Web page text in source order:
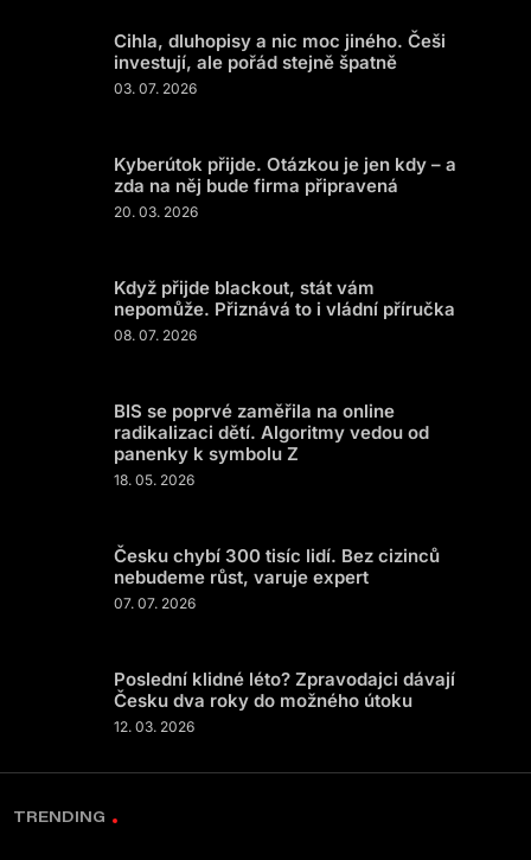
Cihla, dluhopisy a nic moc jiného. Češi
investují, ale pořád stejně špatně
03. 07. 2026
Kyberútok přijde. Otázkou je jen kdy – a
zda na něj bude firma připravená
20. 03. 2026
Když přijde blackout, stát vám
nepomůže. Přiznává to i vládní příručka
08. 07. 2026
BIS se poprvé zaměřila na online
radikalizaci dětí. Algoritmy vedou od
panenky k symbolu Z
18. 05. 2026
Česku chybí 300 tisíc lidí. Bez cizinců
nebudeme růst, varuje expert
07. 07. 2026
Poslední klidné léto? Zpravodajci dávají
Česku dva roky do možného útoku
12. 03. 2026
TRENDING